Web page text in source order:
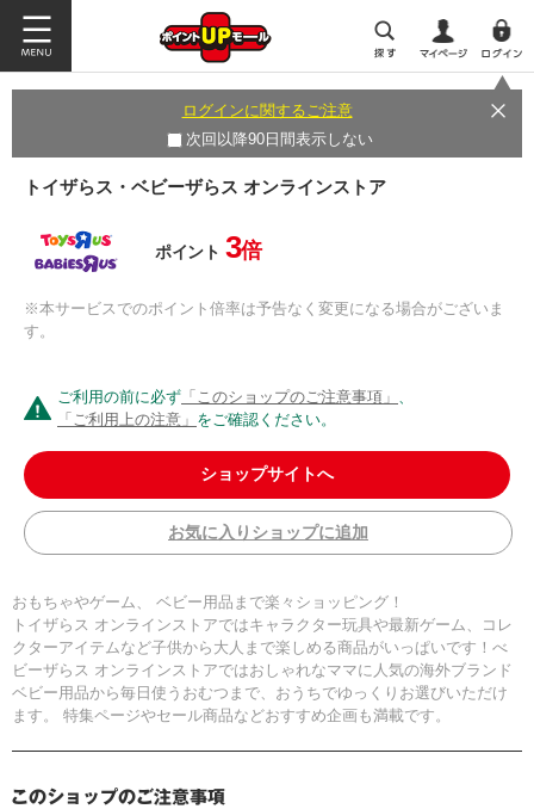
ログインに関するご注意
次回以降90日間表示しない
トイザらス・ベビーザらス オンラインストア
ポイント 3倍
※本サービスでのポイント倍率は予告なく変更になる場合がございま
す。
ご利用の前に必ず 「このショップのご注意事項」 、
「ご利用上の注意」 をご確認ください。
ショップサイトへ
お気に入りショップに追加
おもちゃやゲーム、 ベビー用品まで楽々ショッピング！
トイザらス オンラインストアではキャラクター玩具や最新ゲーム、コレ
クターアイテムなど子供から大人まで楽しめる商品がいっぱいです！べ
ビーザらス オンラインストアではおしゃれなママに人気の海外ブランド
ベビー用品から毎日使うおむつまで、おうちでゆっくりお選びいただけ
ます。 特集ページやセール商品などおすすめ企画も満載です。